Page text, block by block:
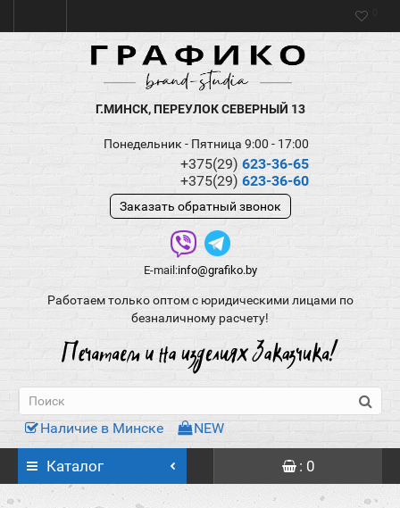
Г.МИНСК, ПЕРЕУЛОК СЕВЕРНЫЙ 13
Понедельник - Пятница 9:00 - 17:00
+375(29) 623-36-65
+375(29) 623-36-60
Заказать обратный звонок
E-mail:info@grafiko.by
Работаем только оптом с юридическими лицами по
безналичному расчету!
Наличие в Минске NEW
Каталог : 0